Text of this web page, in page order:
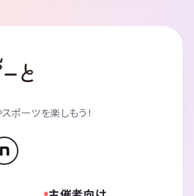
ポーツを楽しもう！